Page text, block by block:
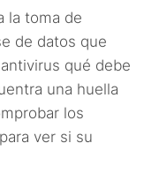
la toma de
de datos que
qué debe
una huella
los
ver si su